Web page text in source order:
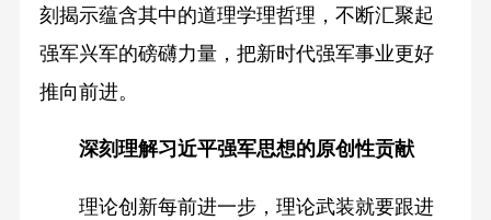
刻揭示蕴含其中的道理学理哲理，不断汇聚起
强军兴军的磅礴力量，把新时代强军事业更好
推向前进。
深刻理解习近平强军思想的原创性贡献
理论创新每前进一步，理论武装就要跟进